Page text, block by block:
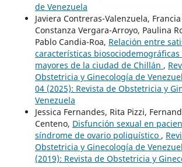
de Venezuela
Javiera Contreras-Valenzuela,
Constanza Vergara-Arroyo, Paulina
Pablo Candia-Roa, Relación entre
características biosociodemográficas
mayores de la ciudad de Chillán ,
Obstetricia y Ginecología de
04 (2025): Revista de Obstetricia y
Venezuela
Jessica Fernandes, Rita Pizzi,
Centeno, Disfunción sexual en
síndrome de ovario poliquístico ,
Obstetricia y Ginecología de
(2019): Revista de Obstetricia y